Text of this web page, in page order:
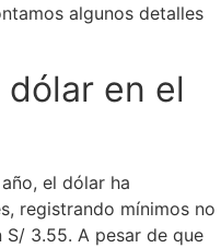
algunos detalles
en el
el dólar ha
registrando mínimos no
3.55. A pesar de que